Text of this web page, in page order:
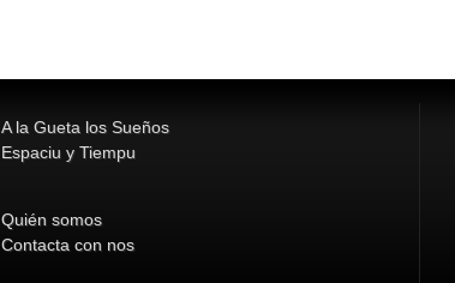
A la Gueta los Sueños
Espaciu y Tiempu
Quién somos
Contacta con nos